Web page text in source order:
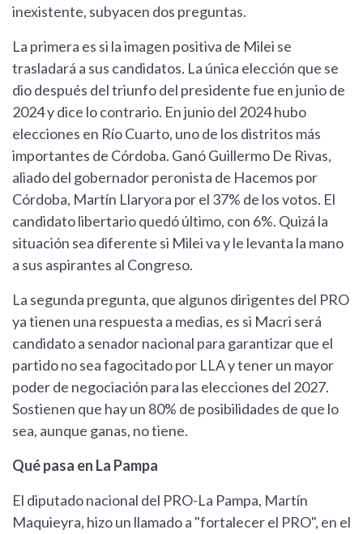
inexistente, subyacen dos preguntas.
La primera es si la imagen positiva de Milei se
trasladará a sus candidatos. La única elección que se
dio después del triunfo del presidente fue en junio de
2024 y dice lo contrario. En junio del 2024 hubo
elecciones en Río Cuarto, uno de los distritos más
importantes de Córdoba. Ganó Guillermo De Rivas,
aliado del gobernador peronista de Hacemos por
Córdoba, Martín Llaryora por el 37% de los votos. El
candidato libertario quedó último, con 6%. Quizá la
situación sea diferente si Milei va y le levanta la mano
a sus aspirantes al Congreso.
La segunda pregunta, que algunos dirigentes del PRO
ya tienen una respuesta a medias, es si Macri será
candidato a senador nacional para garantizar que el
partido no sea fagocitado por LLA y tener un mayor
poder de negociación para las elecciones del 2027.
Sostienen que hay un 80% de posibilidades de que lo
sea, aunque ganas, no tiene.
Qué pasa en La Pampa
El diputado nacional del PRO-La Pampa, Martín
Maquieyra, hizo un llamado a "fortalecer el PRO", en el